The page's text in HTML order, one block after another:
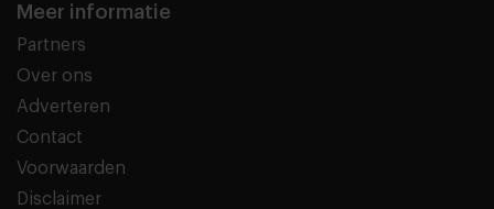
Meer informatie
Partners
Over ons
Adverteren
Contact
Voorwaarden
Disclaimer